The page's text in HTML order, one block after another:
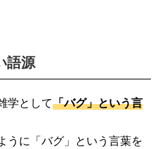
語源
学として「バグ」という言
うに「バグ」という言葉を